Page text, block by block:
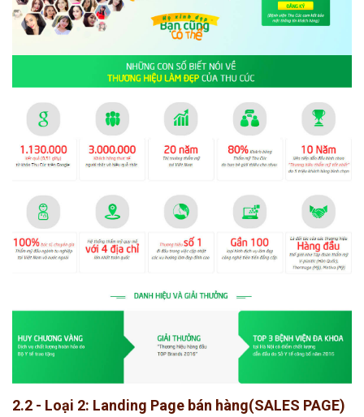
2.2 - Loại 2: Landing Page bán hàng(SALES PAGE)